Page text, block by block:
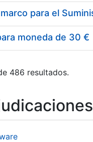
moneda de 30 €
486 resultados.